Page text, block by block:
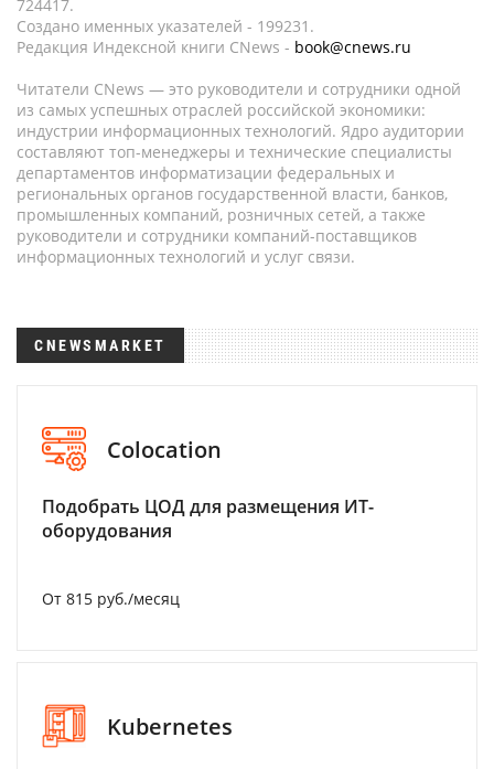
724417.
Создано именных указателей - 199231.
Редакция Индексной книги CNews - book@cnews.ru
Читатели CNews — это руководители и сотрудники одной
из самых успешных отраслей российской экономики:
индустрии информационных технологий. Ядро аудитории
составляют топ-менеджеры и технические специалисты
департаментов информатизации федеральных и
региональных органов государственной власти, банков,
промышленных компаний, розничных сетей, а также
руководители и сотрудники компаний-поставщиков
информационных технологий и услуг связи.
CNEWSMARKET
Colocation
Подобрать ЦОД для размещения ИТ-
оборудования
От 815 руб./месяц
Kubernetes